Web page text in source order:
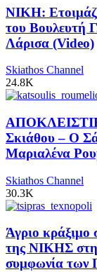
ΝΙΚΗ:
του Βουλευτή
Λάρισα (Video)
Skiathos Channel
24.8K
Σκιάθου – Ο
Μαριαλένα
Skiathos Channel
30.3K
Άγριο κράξιμο
της ΝΙΚΗΣ
συμφωνία των